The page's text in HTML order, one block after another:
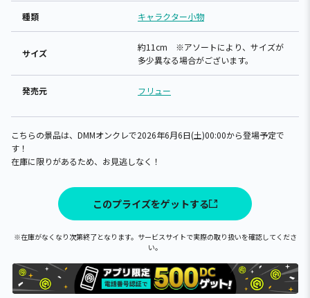
種類 キャラクター小物
サイズ
約11cm ※アソートにより、サイズが
多少異なる場合がございます。
発売元 フリュー
こちらの景品は、DMMオンクレで2026年6月6日(土)00:00から登場予定で
す！
在庫に限りがあるため、お見逃しなく！
このプライズをゲットする
※在庫がなくなり次第終了となります。サービスサイトで実際の取り扱いを確認してくださ
い。